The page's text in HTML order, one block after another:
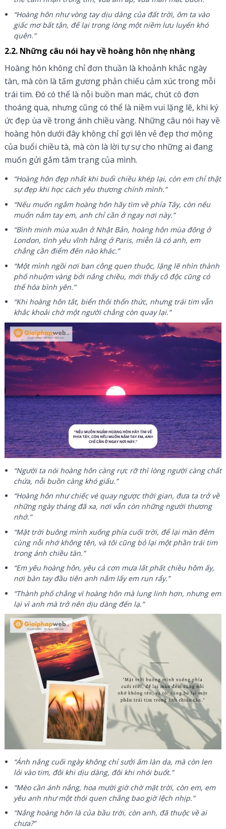
“Hoàng hôn như vòng tay dịu dàng của đất trời, ôm ta vào
giấc mơ bất tận, để lại trong lòng một niềm lưu luyến khó
quên.”
2.2. Những câu nói hay về hoàng hôn nhẹ nhàng
Hoàng hôn không chỉ đơn thuần là khoảnh khắc ngày
tàn, mà còn là tấm gương phản chiếu cảm xúc trong mỗi
trái tim. Đó có thể là nỗi buồn man mác, chút cô đơn
thoáng qua, nhưng cũng có thể là niềm vui lặng lẽ, khi ký
ức đẹp ùa về trong ánh chiều vàng. Những câu nói hay về
hoàng hôn dưới đây không chỉ gợi lên vẻ đẹp thơ mộng
của buổi chiều tà, mà còn là lời tự sự cho những ai đang
muốn gửi gắm tâm trạng của mình.
“Hoàng hôn đẹp nhất khi buổi chiều khép lại, còn em chỉ thật
sự đẹp khi học cách yêu thương chính mình.”
“Nếu muốn ngắm hoàng hôn hãy tìm về phía Tây, còn nếu
muốn nắm tay em, anh chỉ cần ở ngay nơi này.”
“Bình minh mùa xuân ở Nhật Bản, hoàng hôn mùa đông ở
London, tình yêu vĩnh hằng ở Paris, miễn là có anh, em
chẳng cần điểm đến nào khác.”
“Một mình ngồi nơi ban công quen thuộc, lặng lẽ nhìn thành
phố nhuộm vàng bởi nắng chiều, mới thấy cô độc cũng có
thể hóa bình yên.”
“Khi hoàng hôn tắt, biển thôi thổn thức, nhưng trái tim vẫn
khắc khoải chờ một người chẳng còn quay lại.”
“Người ta nói hoàng hôn càng rực rỡ thì lòng người càng chất
chứa, nỗi buồn càng khó giấu.”
“Hoàng hôn như chiếc vé quay ngược thời gian, đưa ta trở về
những ngày tháng đã xa, nơi vẫn còn những người thương
nhớ.”
“Mặt trời buông mình xuống phía cuối trời, để lại màn đêm
cùng nỗi nhớ không tên, và tôi cũng bỏ lại một phần trái tim
trong ánh chiều tàn.”
“Em yêu hoàng hôn, yêu cả cơn mưa lất phất chiều hôm ấy,
nơi bàn tay đầu tiên anh nắm lấy em run rẩy.”
“Thành phố chẳng vì hoàng hôn mà lung linh hơn, nhưng em
lại vì anh mà trở nên dịu dàng đến lạ.”
“Ánh nắng cuối ngày không chỉ sưởi ấm làn da, mà còn len
lỏi vào tim, đôi khi dịu dàng, đôi khi nhói buốt.”
“Mèo cần ánh nắng, hoa mười giờ chờ mặt trời, còn em, em
yêu anh như một thói quen chẳng bao giờ lệch nhịp.”
“Nắng hoàng hôn là của bầu trời, còn anh, đã thuộc về ai
chưa?”